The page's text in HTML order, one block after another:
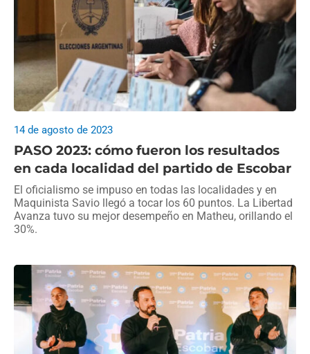
PASO 2023: cómo fueron los resultados
en cada localidad del partido de Escobar
14 de agosto de 2023
El oficialismo se impuso en todas las localidades y en
Maquinista Savio llegó a tocar los 60 puntos. La Libertad
Avanza tuvo su mejor desempeño en Matheu, orillando el
30%.